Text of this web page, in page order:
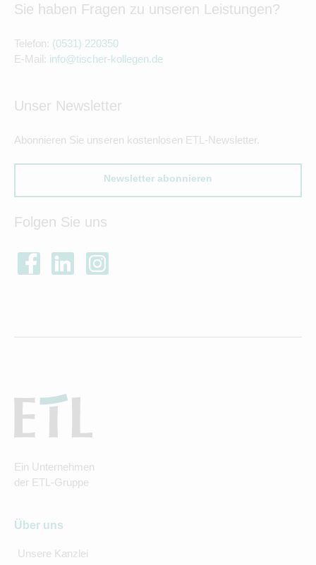
Sie haben Fragen zu unseren Leistungen?
Telefon: (0531) 220350
E-Mail: info@tischer-kollegen.de
Unser Newsletter
Abonnieren Sie unseren kostenlosen ETL-Newsletter.
Newsletter abonnieren
Folgen Sie uns
Ein Unternehmen
der ETL-Gruppe
Über uns
Unsere Kanzlei